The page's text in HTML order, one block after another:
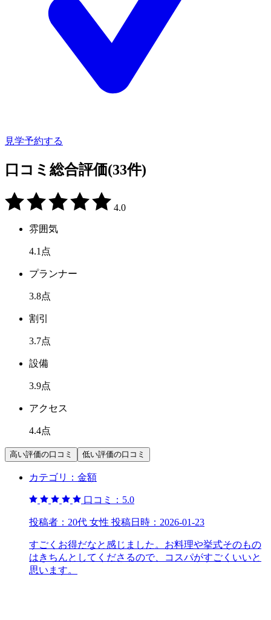
見学予約する
口コミ総合評価(33件)
4.0
雰囲気
4.1 点
プランナー
3.8点
割引
3.7点
設備
3.9点
アクセス
4.4点
高い評価の口コミ 低い評価の口コミ
カテゴリ： 金額
口コミ： 5.0
投稿者： 20代 女性 投稿日時： 2026-01-23
すごくお得だなと感じました。お料理や挙式そのもの
はきちんとしてくださるので、コスパがすごくいいと
思います。